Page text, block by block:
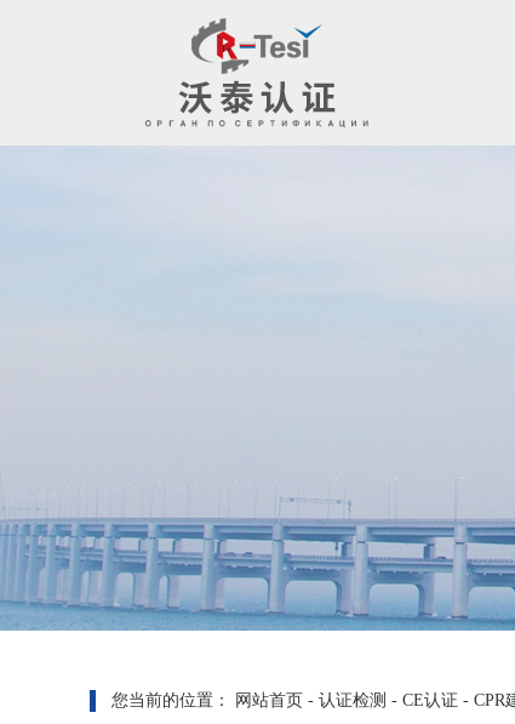
您当前的位置： 网站首页 - 认证检测 - CE认证 - CPR